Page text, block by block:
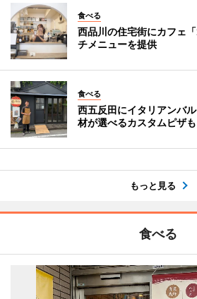
食べる
西品川の住宅街にカフェ
チメニューを提供
食べる
西五反田にイタリアンバ
材が選べるカスタムピザも
もっと見る
食べる